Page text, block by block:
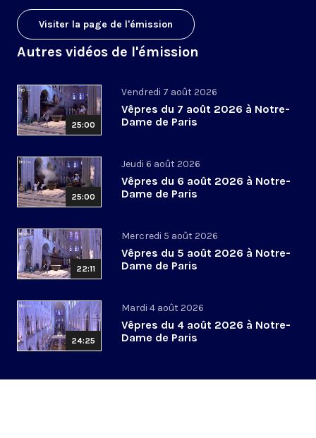
Visiter la page de l'émission
Autres vidéos de l'émission
25:00
Vendredi 7 août 2026
Vêpres du 7 août 2026 à Notre-
Dame de Paris
25:00
Jeudi 6 août 2026
Vêpres du 6 août 2026 à Notre-
Dame de Paris
22:11
Mercredi 5 août 2026
Vêpres du 5 août 2026 à Notre-
Dame de Paris
24:25
Mardi 4 août 2026
Vêpres du 4 août 2026 à Notre-
Dame de Paris